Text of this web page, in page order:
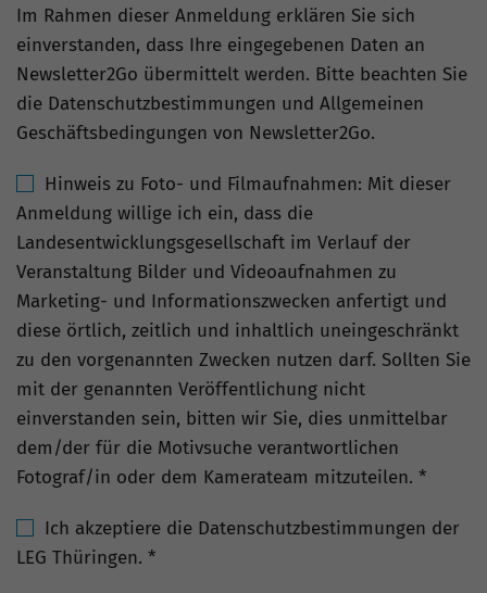
Im Rahmen dieser Anmeldung erklären Sie sich
einverstanden, dass Ihre eingegebenen Daten an
Newsletter2Go übermittelt werden. Bitte beachten Sie
die Datenschutzbestimmungen und Allgemeinen
Geschäftsbedingungen von Newsletter2Go.
Hinweis zu Foto- und Filmaufnahmen: Mit dieser
Anmeldung willige ich ein, dass die
Landesentwicklungsgesellschaft im Verlauf der
Veranstaltung Bilder und Videoaufnahmen zu
Marketing- und Informationszwecken anfertigt und
diese örtlich, zeitlich und inhaltlich uneingeschränkt
zu den vorgenannten Zwecken nutzen darf. Sollten Sie
mit der genannten Veröffentlichung nicht
einverstanden sein, bitten wir Sie, dies unmittelbar
dem/der für die Motivsuche verantwortlichen
Fotograf/in oder dem Kamerateam mitzuteilen. *
Ich akzeptiere die Datenschutzbestimmungen der
LEG Thüringen. *